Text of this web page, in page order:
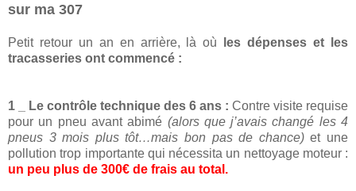
sur ma 307
Petit retour un an en arrière, là où
les dépenses et les
tracasseries ont commencé :
1 _ Le contrôle technique des 6 ans : Contre visite requise
pour un pneu avant abimé (alors que j’avais changé les 4
pneus 3 mois plus tôt…mais bon pas de chance)et une
pollution trop importante qui nécessita un nettoyage moteur :
un peu plus de 300€ de frais au total.